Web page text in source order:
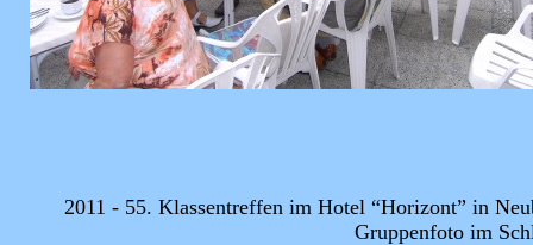
2011 - 55. Klassentreffen im Hotel “Horizont” in
Gruppenfoto im